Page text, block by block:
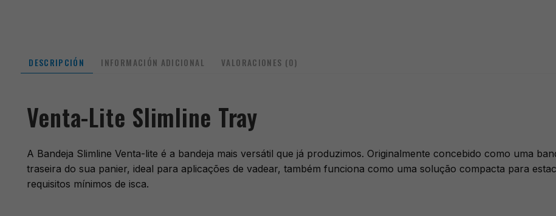
DESCRIPCIÓN INFORMACIÓN ADICIONAL VALORACIONES (0)
Venta-Lite Slimline Tray
A Bandeja Slimline Venta-lite é a bandeja mais versátil que já produzimos. Originalmente concebido como uma
traseira do sua panier, ideal para aplicações de vadear, também funciona como uma solução compacta para
requisitos mínimos de isca.